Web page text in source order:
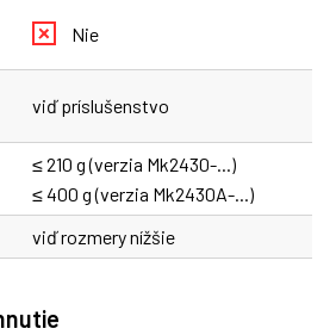
Nie
viď príslušenstvo
≤ 210 g (verzia Mk2430-...)
≤ 400 g (verzia Mk2430A-...)
viď rozmery nížšie